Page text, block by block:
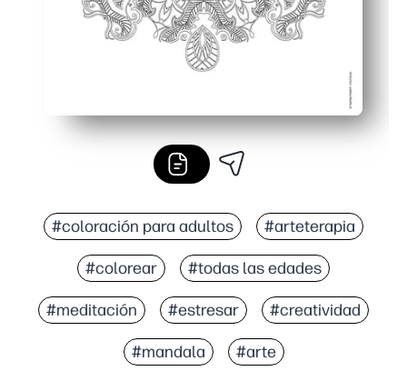
#coloración para adultos #arteterapia
#colorear #todas las edades
#meditación #estresar #creatividad
#mandala #arte